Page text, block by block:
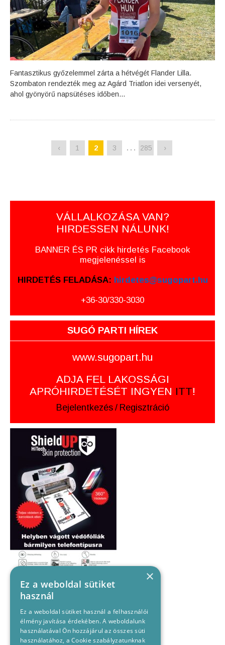
Fantasztikus győzelemmel zárta a hétvégét Flander Lilla.
Szombaton rendezték meg az Agárd Triatlon idei versenyét,
ahol gyönyörű napsütéses időben...
‹ 1 2 3 … 285 ›
VÁLLALKOZÁSA VAN?
HIRDESSEN NÁLUNK!
BANNER ÉS PR cikk hirdetés Facebook
megjelenéssel is
HIRDETÉS FELADÁSA: hirdetes@sugopart.hu
+36-30/330-3030
SUGÓ PARTI HÍREK
www.sugopart.hu
ADJA FEL LAKOSSÁGI
APRÓHIRDETÉSÉT INGYEN ITT!
Bejelentkezés / Regisztráció
×
Ez a weboldal sütiket
használ
Ez a weboldal sütiket használ a felhasználói
élmény javítása érdekében. A weboldalunk
használatával Ön hozzájárul az összes süti
használatához, a Cookie szabályzatunknak